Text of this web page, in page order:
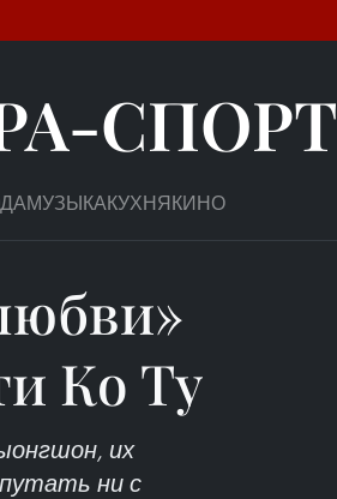
СПОРТ
МУЗЫКАКУХНЯКИНО
Ко Ту
их
ни с